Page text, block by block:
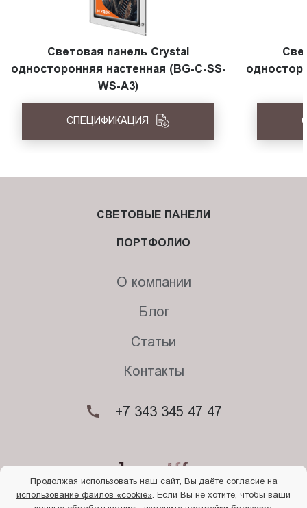
Световая панель Crystal
односторонняя настенная (BG-C-SS-
WS-A3)
СПЕЦИФИКАЦИЯ
© 2026. Begriff
СВЕТОВЫЕ ПАНЕЛИ
ПОРТФОЛИО
О компании
Блог
Статьи
Контакты
+7 343 345 47 47
Продолжая использовать наш сайт, Вы даёте согласие на
использование файлов «cookie» . Если Вы не хотите, чтобы ваши